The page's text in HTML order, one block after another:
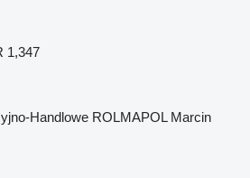
1,347
Handlowe ROLMAPOL Marcin